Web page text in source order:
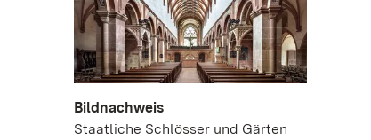
Bildnachweis
Staatliche Schlösser und Gärten